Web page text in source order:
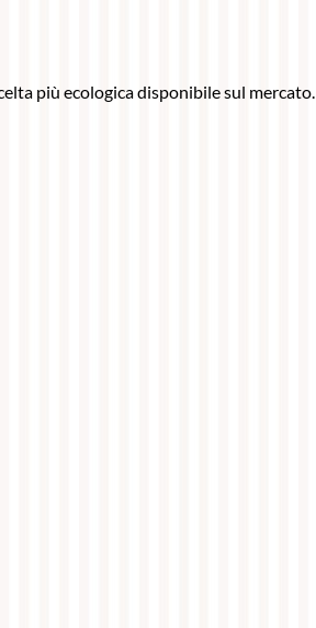
più ecologica disponibile sul mercato.